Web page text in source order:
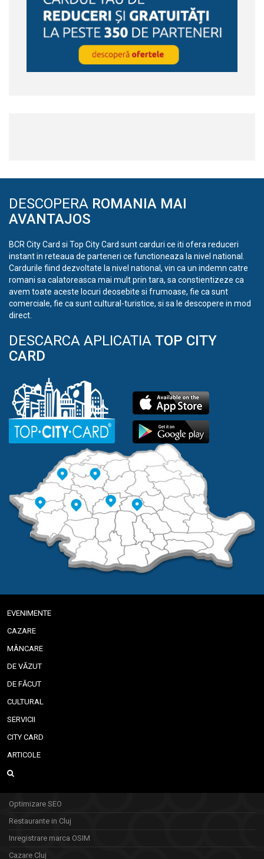
DESCOPERA ROMANIA MAI
AVANTAJOS
BCR City Card si Top City Card sunt carduri ce iti ofera reduceri
instant in reteaua de parteneri ce functioneaza la nivel national.
Cardurile fiind dezvoltate la nivel national, vin ca un indemn catre
romani sa calatoreasca mai mult prin tara, sa constientizeze ca
avem toate aceste locuri deosebite si frumoase, fie ca sunt
comerciale, fie ca sunt cultural-turistice, si sa le descopere in mod
direct.
DESCARCA APLICATIA TOP CITY
CARD
EVENIMENTE
CAZARE
MÂNCARE
DE VĂZUT
DE FĂCUT
CULTURAL
SERVICII
CITY CARD
ARTICOLE
Optimizare SEO
Restaurante in Cluj
Inregistrare marca OSIM
Cazare Cluj